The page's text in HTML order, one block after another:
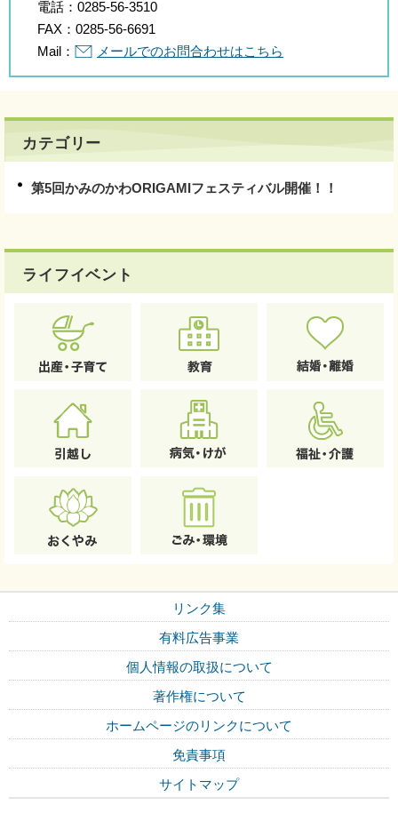
電話： 0285-56-3510
FAX： 0285-56-6691
Mail：
メールでのお問合わせはこちら
カテゴリー
第5回かみのかわORIGAMIフェスティバル開催！！
ライフイベント
リンク集
有料広告事業
個人情報の取扱について
著作権について
ホームページのリンクについて
免責事項
サイトマップ